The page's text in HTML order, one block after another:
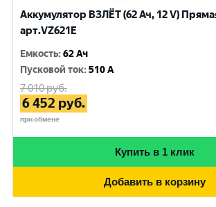
Аккумулятор ВЗЛЁТ (62 Ач, 12 V)
арт.VZ621E
Емкость:62 Ач
Пусковой ток:510 A
7 010руб.
6 452 руб.
при обмене
Купить в 1 клик
Добавить в корзину